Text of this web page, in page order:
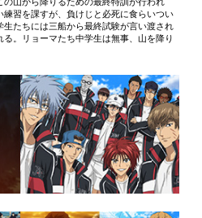
習を課すが、負けじと必死に食らいつい
たちには三船から最終試験が言い渡され
。リョーマたち中学生は無事、山を降り